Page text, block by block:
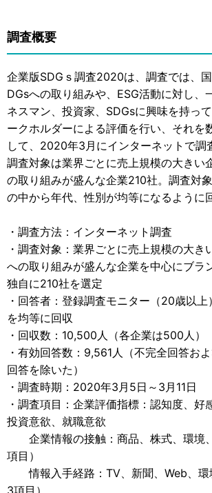
調査概要
企業版SDGｓ調査2020は、調査では、
DGsへの取り組みや、ESG活動に対し、
ネスマン、投資家、SDGsに興味を持っ
ークホルダーによる評価を行い、それを
して、2020年3月にインターネットで調
調査対象は業界ごとに売上規模の大きい
の取り組みが盛んな企業210社。調査対
の中から年代、性別が均等になるように
・調査方法：インターネット調査
・調査対象：業界ごとに売上規模の大き
への取り組みが盛んな企業を中心にブラ
独自に210社を選定
・回答者：登録調査モニター（20歳以
を均等に回収
・回収数：10,500人（各企業は500人）
・有効回答数：9,561人（不完全回答お
回答を除いた）
・調査時期：2020年3月5日～3月11日
・調査項目：企業評価指標：認知度、好
投資意欲、就職意欲
企業情報の接触：商品、株式、環境
項目）
情報入手経路：TV、新聞、Web、環
3項目）